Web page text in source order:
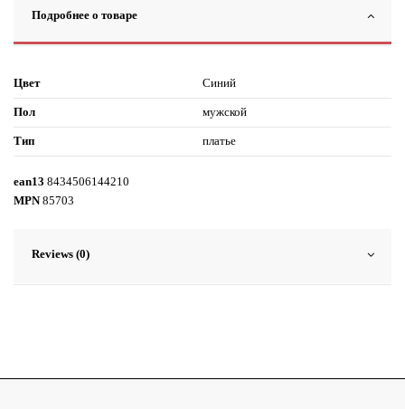
Подробнее о товаре
Цвет Синий
Пол мужской
Тип платье
ean13 8434506144210
MPN 85703
Reviews (0)